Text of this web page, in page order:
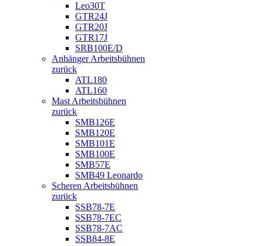
Leo30T
GTR24J
GTR20J
GTR17J
SRB100E/D
Anhänger Arbeitsbühnen
zurück
ATL180
ATL160
Mast Arbeitsbühnen
zurück
SMB126E
SMB120E
SMB101E
SMB100E
SMB57E
SMB49 Leonardo
Scheren Arbeitsbühnen
zurück
SSB78-7E
SSB78-7EC
SSB78-7AC
SSB84-8E